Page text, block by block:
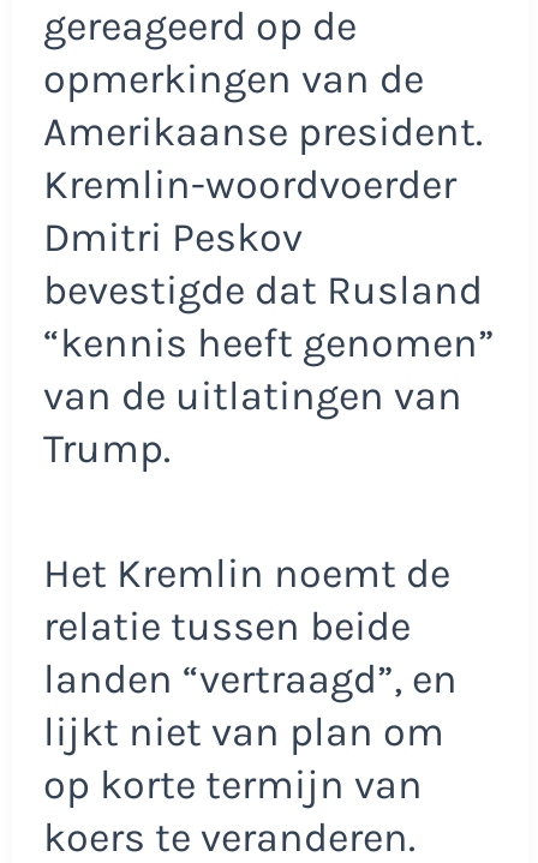
gereageerd op de
opmerkingen van de
Amerikaanse president.
Kremlin-woordvoerder
Dmitri Peskov
bevestigde dat Rusland
“kennis heeft genomen”
van de uitlatingen van
Trump.
Het Kremlin noemt de
relatie tussen beide
landen “vertraagd”, en
lijkt niet van plan om
op korte termijn van
koers te veranderen.